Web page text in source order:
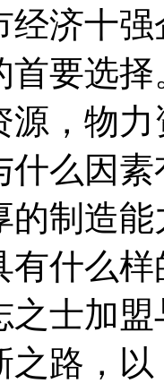
经济十
首要选
源，物
什么因
的制造
有什么
之士加
之路，